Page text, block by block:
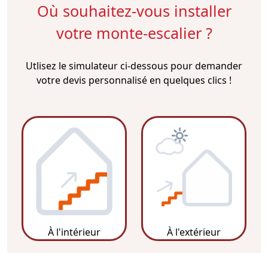
Où souhaitez-vous installer
votre monte-escalier ?
Utlisez le simulateur ci-dessous pour demander
votre devis personnalisé en quelques clics !
À l'intérieur À l'extérieur